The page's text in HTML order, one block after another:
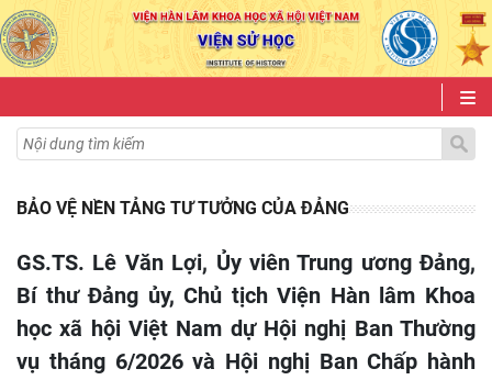
BẢO VỆ NỀN TẢNG TƯ TƯỞNG CỦA ĐẢNG
GS.TS. Lê Văn Lợi, Ủy viên Trung ương Đảng,
Bí thư Đảng ủy, Chủ tịch Viện Hàn lâm Khoa
học xã hội Việt Nam dự Hội nghị Ban Thường
vụ tháng 6/2026 và Hội nghị Ban Chấp hành